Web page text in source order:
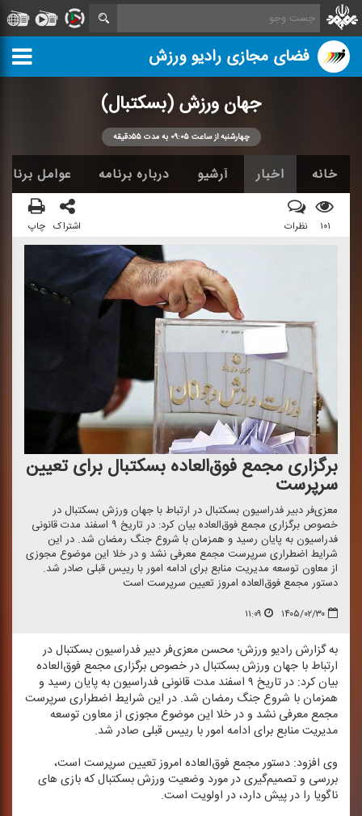
فضای مجازی رادیو ورزش
جهان ورزش (بسكتبال)
چهارشنبه از ساعت ۰۹:۰۵ به مدت ۵۵دقیقه
خانه اخبار آرشیو درباره برنامه عوامل برنامه
۱۰۱ نظرات اشتراک چاپ
برگزاری مجمع فوق‌العاده بسكتبال برای تعیین
سرپرست
معزی‌فر دبیر فدراسیون بسكتبال در ارتباط با جهان ورزش بسكتبال در
خصوص برگزاری مجمع فوق‌العاده بیان كرد: در تاریخ ۹ اسفند مدت قانونی
فدراسیون به پایان رسید و همزمان با شروع جنگ رمضان شد. در این
شرایط اضطراری سرپرست مجمع معرفی نشد و در خلا این موضوع مجوزی
از معاون توسعه مدیریت منابع برای ادامه امور با رییس قبلی صادر شد.
دستور مجمع فوق‌العاده امروز تعیین سرپرست است
۱۴۰۵/۰۲/۳۰ ۱۱:۰۹
به گزارش رادیو ورزش؛ محسن معزی‌فر دبیر فدراسیون بسكتبال در
ارتباط با جهان ورزش بسكتبال در خصوص برگزاری مجمع فوق‌العاده
بیان كرد: در تاریخ ۹ اسفند مدت قانونی فدراسیون به پایان رسید و
همزمان با شروع جنگ رمضان شد. در این شرایط اضطراری سرپرست
مجمع معرفی نشد و در خلا این موضوع مجوزی از معاون توسعه
مدیریت منابع برای ادامه امور با رییس قبلی صادر شد.
وی افزود: دستور مجمع فوق‌العاده امروز تعیین سرپرست است،
بررسی و تصمیم‌گیری در مورد وضعیت ورزش بسكتبال كه بازی های
ناگویا را در پیش دارد، در اولویت است.